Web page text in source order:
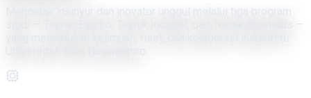
Mencetak insinyur dan inovator unggul melalui tiga program
studi — Teknik Elektro, Teknik Industri, dan Teknik Biomedis —